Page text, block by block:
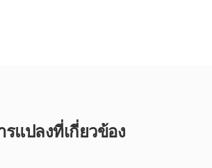
รแปลงที่เกี่ยวข้อง